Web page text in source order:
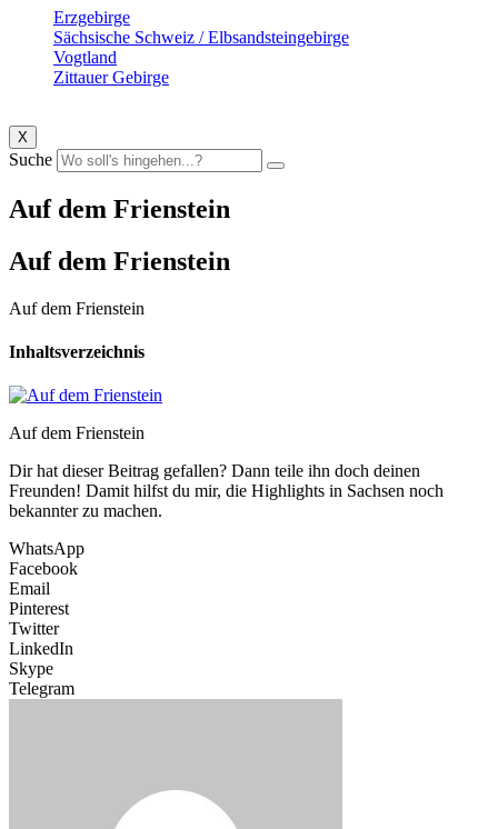
Erzgebirge
Sächsische Schweiz / Elbsandsteingebirge
Vogtland
Zittauer Gebirge
X
Suche
Auf dem Frienstein
Auf dem Frienstein
Auf dem Frienstein
Inhaltsverzeichnis
Auf dem Frienstein
Dir hat dieser Beitrag gefallen? Dann teile ihn doch deinen
Freunden! Damit hilfst du mir, die Highlights in Sachsen noch
bekannter zu machen.
WhatsApp
Facebook
Email
Pinterest
Twitter
LinkedIn
Skype
Telegram